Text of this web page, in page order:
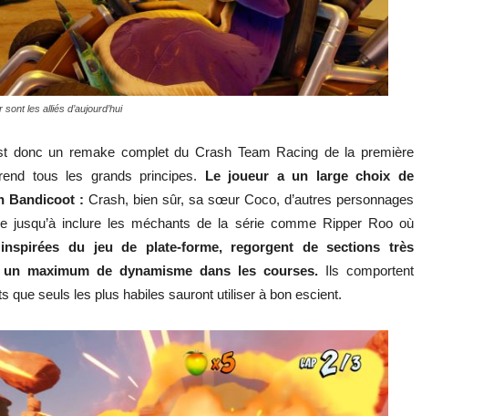
les alliés d’aujourd’hui
donc un remake complet du Crash Team Racing de la première
tous les grands principes. Le joueur a un large choix de
Bandicoot : Crash, bien sûr, sa sœur Coco, d’autres personnages
jusqu’à inclure les méchants de la série comme Ripper Roo où
du jeu de plate-forme, regorgent de sections très
maximum de dynamisme dans les courses. Ils comportent
que seuls les plus habiles sauront utiliser à bon escient.